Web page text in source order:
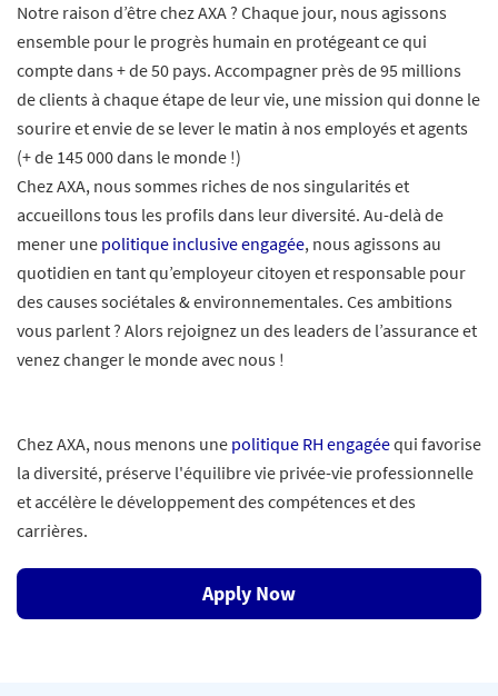
Notre raison d’être chez AXA ? Chaque jour, nous agissons
ensemble pour le progrès humain en protégeant ce qui
compte dans + de 50 pays. Accompagner près de 95 millions
de clients à chaque étape de leur vie, une mission qui donne le
sourire et envie de se lever le matin à nos employés et agents
(+ de 145 000 dans le monde !)
Chez AXA, nous sommes riches de nos singularités et
accueillons tous les profils dans leur diversité. Au-delà de
mener une politique inclusive engagée, nous agissons au
quotidien en tant qu’employeur citoyen et responsable pour
des causes sociétales & environnementales. Ces ambitions
vous parlent ? Alors rejoignez un des leaders de l’assurance et
venez changer le monde avec nous !
Chez AXA, nous menons une politique RH engagéequi favorise
la diversité, préserve l'équilibre vie privée-vie professionnelle
et accélère le développement des compétences et des
carrières.
Apply Now